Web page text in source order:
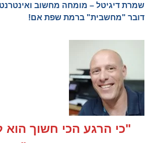
שמרת דיגיטל – מומחה מחשוב
דובר "מחשבית" ברמת שפת אם!
"כי הרגע הכי חשוך הוא